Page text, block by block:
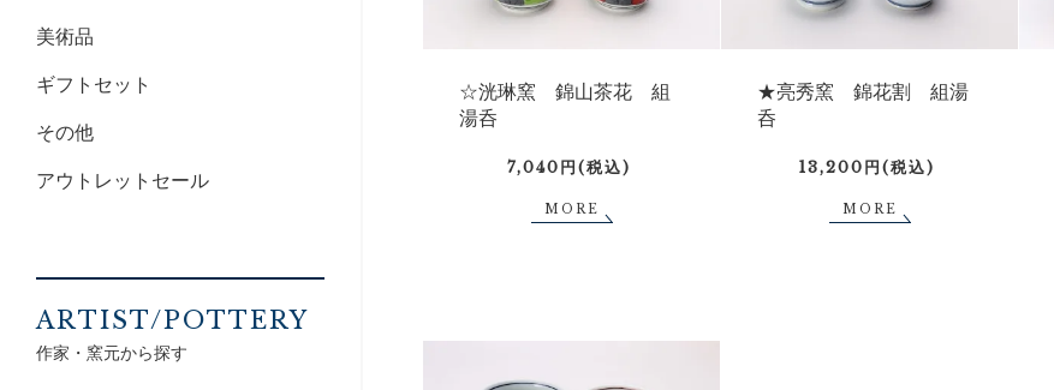
☆洸琳窯 錦山茶花 組
湯呑
7,040円(税込)
MORE
★亮秀窯 錦花割 組湯
呑
13,200円(税込)
MORE
美術品
ギフトセット
その他
アウトレットセール
ARTIST/POTTERY
作家・窯元から探す